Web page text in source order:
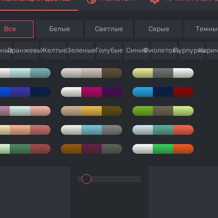
Все Белые Светлые Серые
ОранжевыеЖелтыеЗеленыеГолубые СиниеФиолетовыеПурпурные